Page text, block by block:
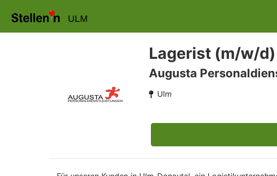
ULM
Lagerist (m/w/d)
Augusta
Ulm